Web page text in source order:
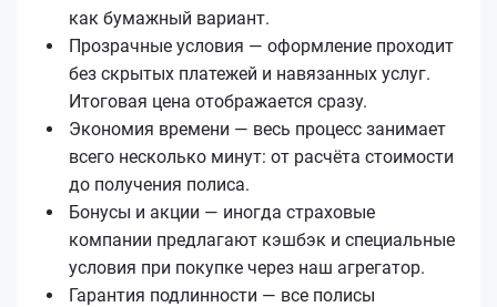
как бумажный вариант.
Прозрачные условия — оформление проходит
без скрытых платежей и навязанных услуг.
Итоговая цена отображается сразу.
Экономия времени — весь процесс занимает
всего несколько минут: от расчёта стоимости
до получения полиса.
Бонусы и акции — иногда страховые
компании предлагают кэшбэк и специальные
условия при покупке через наш агрегатор.
Гарантия подлинности — все полисы